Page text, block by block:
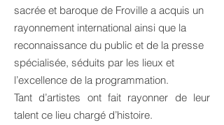
sacrée et baroque de Froville a acquis un
rayonnement international ainsi que la
reconnaissance du public et de la presse
spécialisée, séduits par les lieux et
l’excellence de la programmation.
Tant d’artistes ont fait rayonner de leur
talent ce lieu chargé d’histoire.